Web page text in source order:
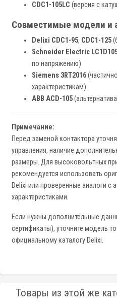
CDC1-105LC (версия с
Совместимые модели и
Delixi CDC1-95, CDC1-125
Schneider Electric
по напряжению)
Siemens 3RT2016
характеристикам)
ABB ACD-105
Примечание:
Перед заменой контактора
управления, наличие
размеры. Для высоковольтных
рекомендуется использовать
Delixi или проверенные аналоги с
характеристиками.
Если нужны дополнительные
сертификаты), уточните модель
официальному каталогу Delixi.
Товары из этой же